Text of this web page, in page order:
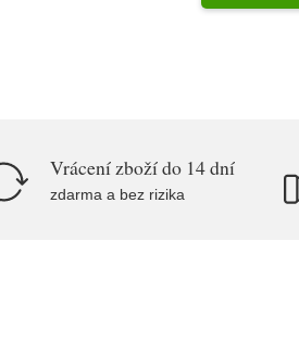
Vrácení zboží do 14 dní
zdarma a bez rizika